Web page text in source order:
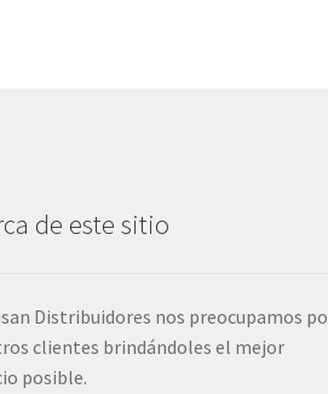
de este sitio
Distribuidores nos preocupamos
clientes brindándoles el mejor
posible.